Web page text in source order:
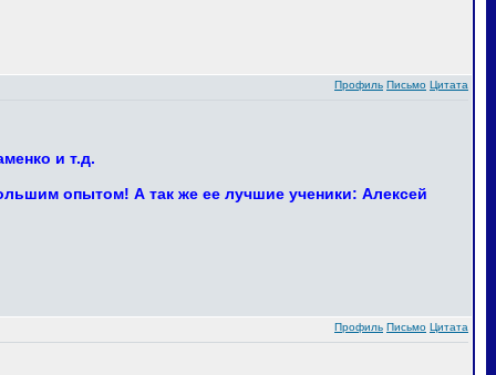
Профиль Письмо Цитата
и т.д.
опытом! А так же ее лучшие ученики: Алексей
Профиль Письмо Цитата